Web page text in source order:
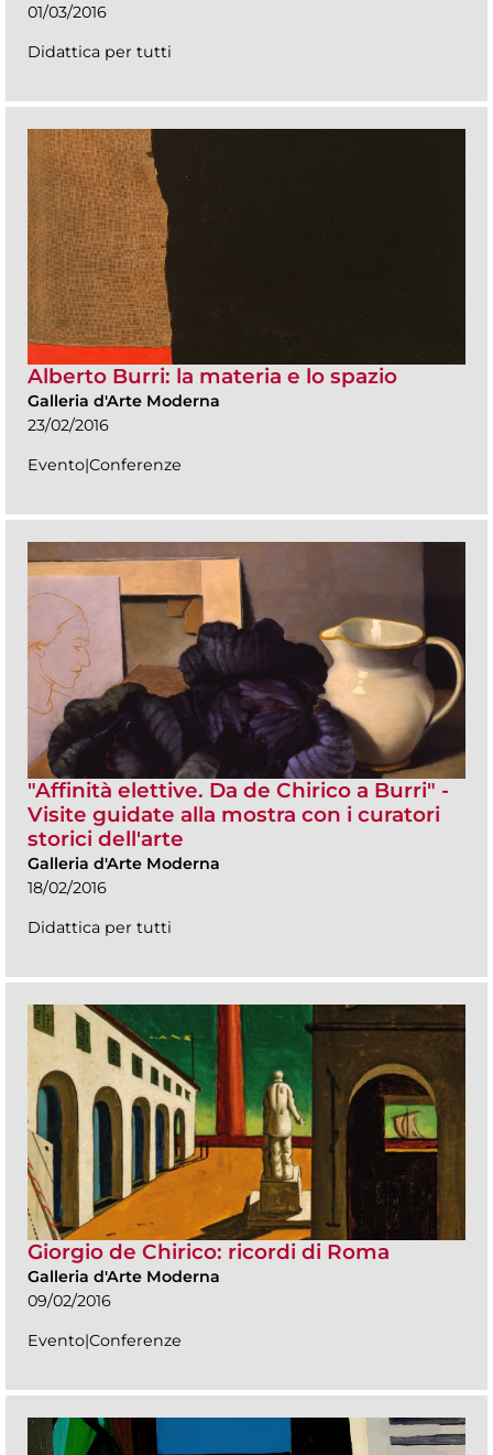
01/03/2016
Didattica per tutti
Alberto Burri: la materia e lo spazio
Galleria d'Arte Moderna
23/02/2016
Evento|Conferenze
"Affinità elettive. Da de Chirico a Burri" -
Visite guidate alla mostra con i curatori
storici dell'arte
Galleria d'Arte Moderna
18/02/2016
Didattica per tutti
Giorgio de Chirico: ricordi di Roma
Galleria d'Arte Moderna
09/02/2016
Evento|Conferenze